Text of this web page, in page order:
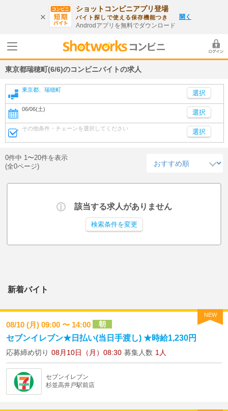
ショットコンビニアプリ登場
バイト探しで使える保存機能つき
Androdアプリを無料でダウンロード
開く
東京都瑞穂町(6/6)のコンビニバイトの求人
東京都、瑞穂町
06/06(土) 選択
その他条件・チェーンを選択してください 選択
0件中 1〜20件を表示
(全0ページ)
該当する求人がありません
検索条件を変更
新着バイト
NEW
08/10 (月) 09:00 〜 14:00 朝
セブンイレブン★日払い(当日手渡し) ★時給1,230円
応募締め切り 08月10日（月）08:30 募集人数 1人
セブンイレブン
杉並高井戸駅前店